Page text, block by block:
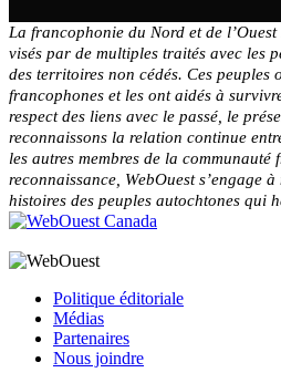
La francophonie du Nord et de
visés par de multiples traités avec les
des territoires non cédés. Ces peuples
francophones et les ont aidés à
respect des liens avec le passé, le
reconnaissons la relation continue
les autres membres de la
reconnaissance, WebOuest s’engage
histoires des peuples autochtones qui
Politique éditoriale
Médias
Partenaires
Nous joindre